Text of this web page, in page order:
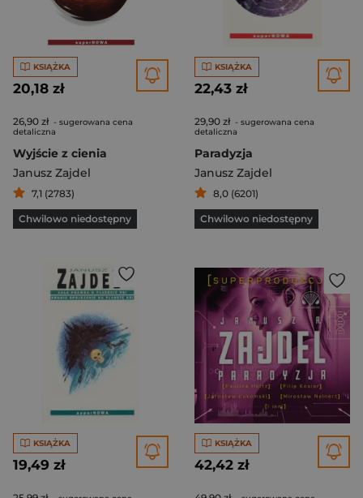
KSIĄŻKA
20,18 zł
26,90 zł - sugerowana cena
detaliczna
Wyjście z cienia
Janusz Zajdel
7,1 (2783)
Chwilowo niedostępny
KSIĄŻKA
22,43 zł
29,90 zł - sugerowana cena
detaliczna
Paradyzja
Janusz Zajdel
8,0 (6201)
Chwilowo niedostępny
KSIĄŻKA
19,49 zł
KSIĄŻKA
42,42 zł